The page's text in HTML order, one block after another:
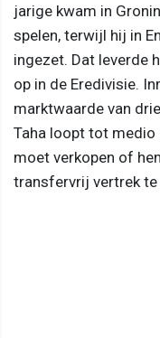
jarige kwam in
spelen, terwijl hij in
ingezet. Dat leverde
op in de Eredivisie.
marktwaarde van
Taha loopt tot medio
moet verkopen of
transfervrij vertrek te